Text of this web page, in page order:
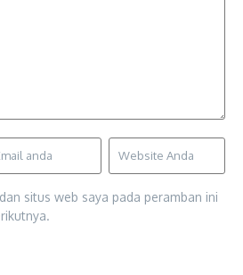
situs web saya pada peramban ini